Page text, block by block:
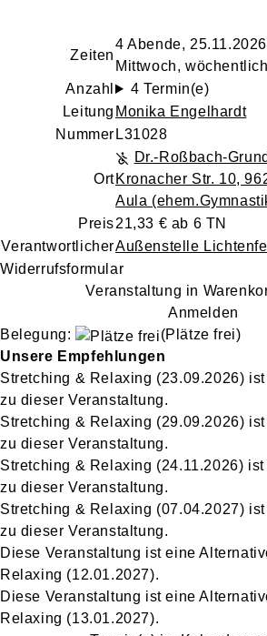
Zeiten
4 Abende,
Mittwoch,
Anzahl
4 Termin(e)
Leitung Monika Engelhardt
Nummer L31028
Ort
Dr.-Roßbach-
Kronacher Str. 10,
Aula
Preis21,33 € ab 6 TN
VerantwortlicherAußenstelle
Widerrufsformular
Veranstaltung in
Anmelden
Belegung:
(Plätze frei)
Unsere Empfehlungen
Stretching & Relaxing (23.09.2026)
zu dieser Veranstaltung.
Stretching & Relaxing (29.09.2026)
zu dieser Veranstaltung.
Stretching & Relaxing (24.11.2026) ist
zu dieser Veranstaltung.
Stretching & Relaxing (07.04.2027)
zu dieser Veranstaltung.
Diese Veranstaltung ist eine
Relaxing (12.01.2027).
Diese Veranstaltung ist eine
Relaxing (13.01.2027).